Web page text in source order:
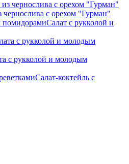
чернослива с орехом "Гурман"
Салат с рукколой и
с рукколой и молодым
Салат-коктейль с